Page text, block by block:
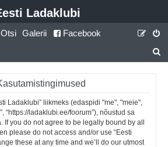
Ladaklubi
Otsi Galerii Facebook
t
Ladaklubi” liikmeks (edaspidi "me", "meie",
“https://ladaklubi.ee/foorum”), nõustud sa
If you do not agree to be legally bound by all
please do not access and/or use “Eesti
these at any time and we’ll do our utmost